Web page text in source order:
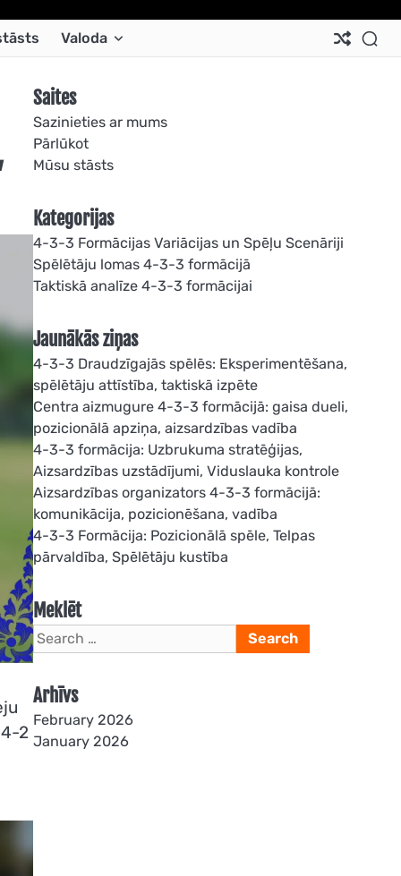
Valoda
2
Saites
Sazinieties ar mums
Pārlūkot
Mūsu stāsts
Kategorijas
4-3-3 Formācijas Variācijas un Spēļu Scenāriji
Spēlētāju lomas 4-3-3 formācijā
Taktiskā analīze 4-3-3 formācijai
Jaunākās ziņas
4-3-3 Draudzīgajās spēlēs: Eksperimentēšana,
spēlētāju attīstība, taktiskā izpēte
Centra aizmugure 4-3-3 formācijā: gaisa dueli,
pozicionālā apziņa, aizsardzības vadība
4-3-3 formācija: Uzbrukuma stratēģijas,
Aizsardzības uzstādījumi, Viduslauka kontrole
Aizsardzības organizators 4-3-3 formācijā:
komunikācija, pozicionēšana, vadība
4-3-3 Formācija: Pozicionālā spēle, Telpas
pārvaldība, Spēlētāju kustība
Meklēt
Search
for:
Arhīvs
February 2026
January 2026